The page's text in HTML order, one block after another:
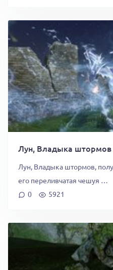
Лун, Владыка штормов
Лун, Владыка штормов,
его переливчатая чешуя …
0
5921